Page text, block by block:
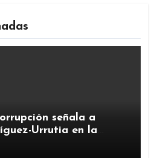
señala a
Urrutia en la
de Tubos